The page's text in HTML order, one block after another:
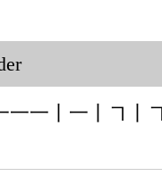
一一丨一丨㇕丨